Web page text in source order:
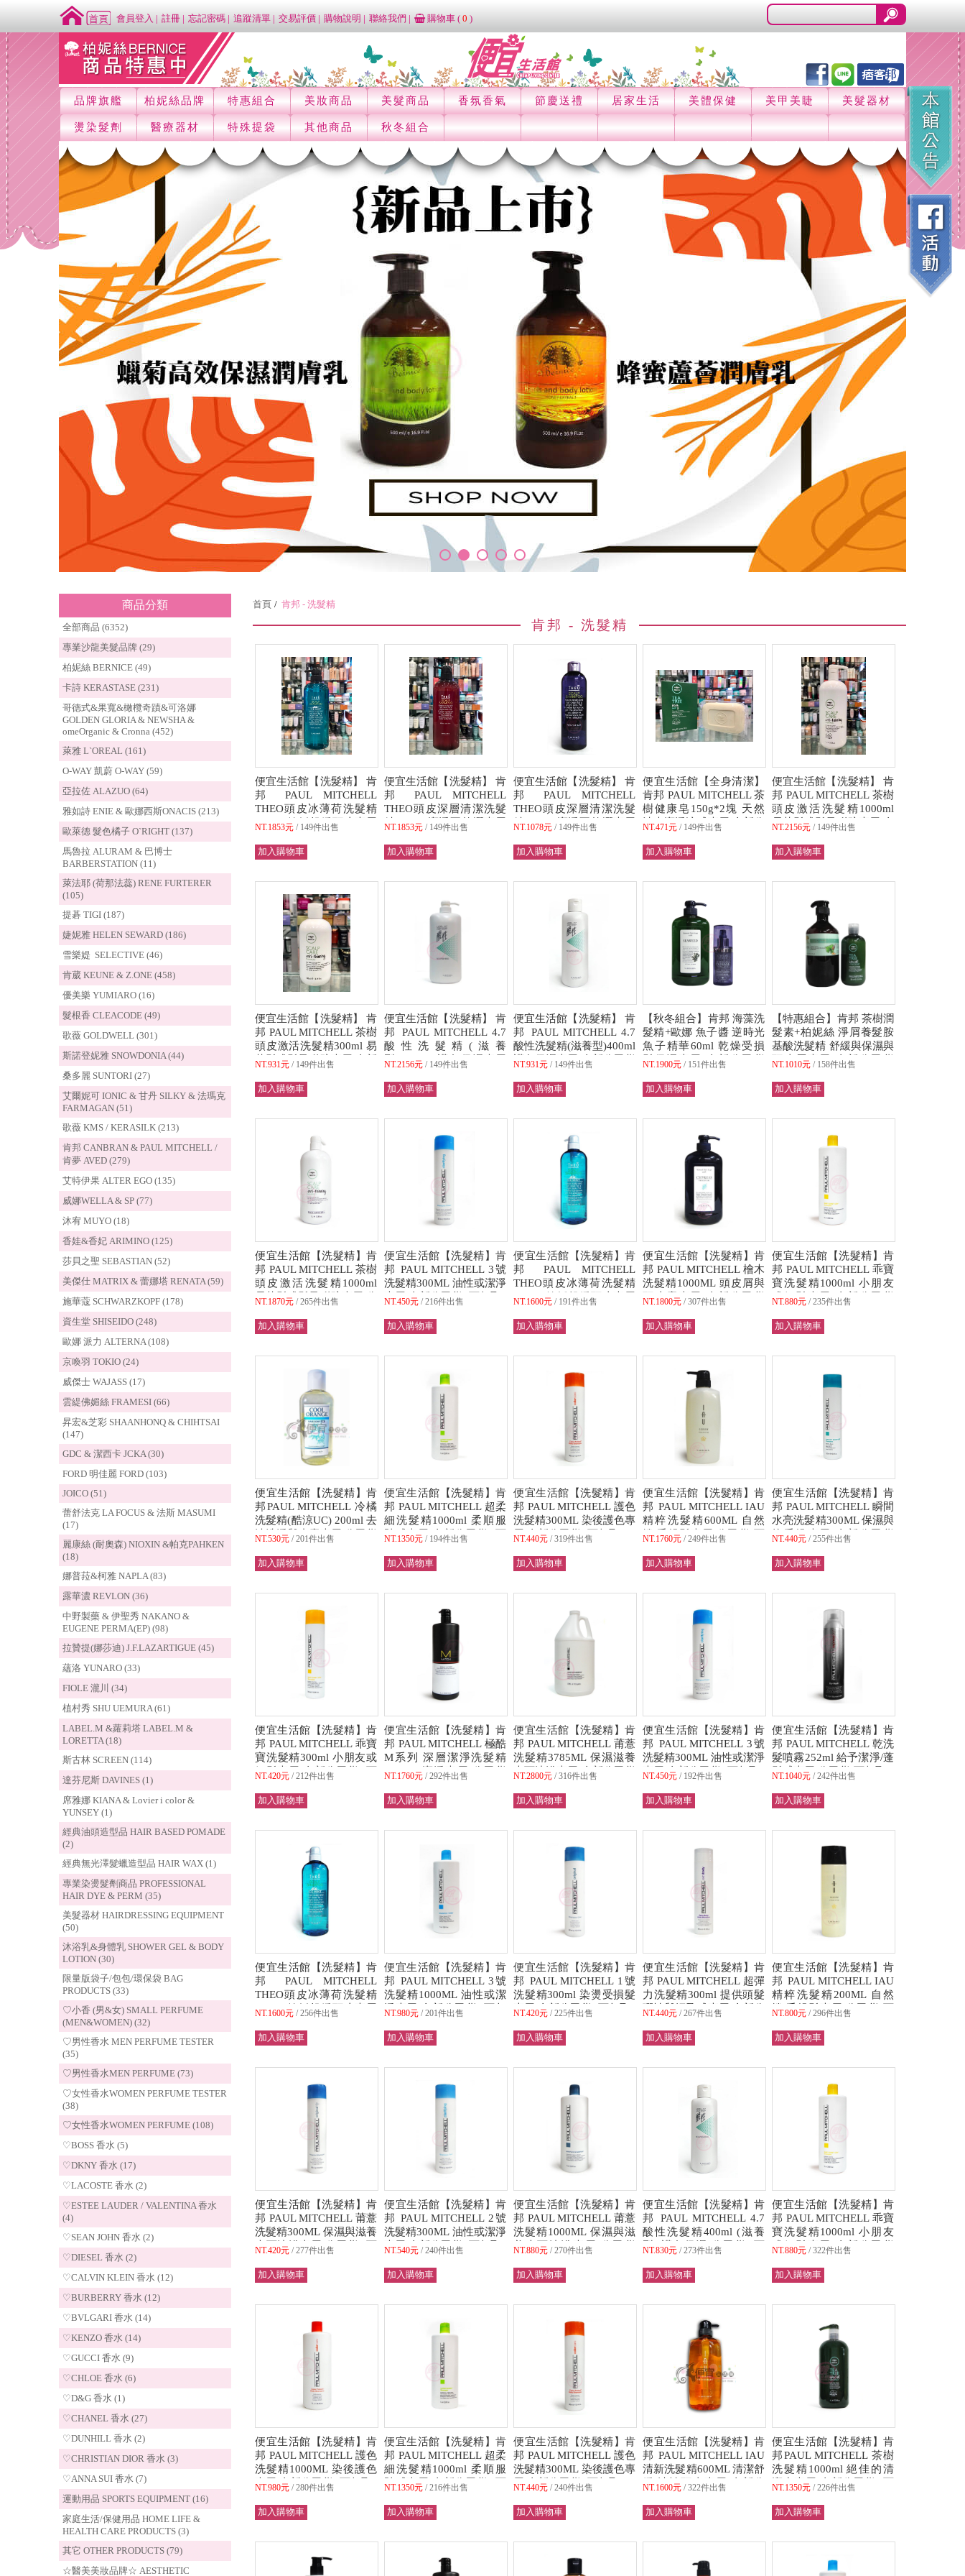
會員登入 註冊 忘記密碼 追蹤清單 交易評價 購物說明 聯絡我們 購物車 ( 0 )
品牌旗艦 柏妮絲品牌 特惠組合 美妝商品 美髮商品 香氛香氣 節慶送禮 居家生活 美體保健 美甲美睫 美髮器材
燙染髮劑 醫療器材 特殊提袋 其他商品 秋冬組合
商品分類
全部商品 (6352)
專業沙龍美髮品牌 (29)
柏妮絲 BERNICE (49)
卡詩 KERASTASE (231)
哥德式&果寬&橄欖奇蹟&可洛娜
GOLDEN GLORIA & NEWSHA &
omeOrganic & Cronna (452)
萊雅 L`OREAL (161)
O-WAY 凱蔚 O-WAY (59)
亞拉佐 ALAZUO (64)
雅如詩 ENIE & 歐娜西斯ONACIS (213)
歐萊德 髮色橘子 O`RIGHT (137)
馬魯拉 ALURAM & 巴博士
BARBERSTATION (11)
萊法耶 (荷那法蕊) RENE FURTERER
(105)
提碁 TIGI (187)
婕妮雅 HELEN SEWARD (186)
雪樂媞 SELECTIVE (46)
肯葳 KEUNE & Z.ONE (458)
優美樂 YUMIARO (16)
髮根香 CLEACODE (49)
歌薇 GOLDWELL (301)
斯諾登妮雅 SNOWDONIA (44)
桑多麗 SUNTORI (27)
艾爾妮可 IONIC & 甘丹 SILKY & 法瑪克
FARMAGAN (51)
歌薇 KMS / KERASILK (213)
肯邦 CANBRAN & PAUL MITCHELL /
肯夢 AVED (279)
艾特伊果 ALTER EGO (135)
威娜WELLA & SP (77)
沐宥 MUYO (18)
香娃&香妃 ARIMINO (125)
莎貝之聖 SEBASTIAN (52)
美傑仕 MATRIX & 蕾娜塔 RENATA (59)
施華蔻 SCHWARZKOPF (178)
資生堂 SHISEIDO (248)
歐娜 派力 ALTERNA (108)
京喚羽 TOKIO (24)
威傑士 WAJASS (17)
雲緹佛媚絲 FRAMESI (66)
昇宏&芝彩 SHAANHONQ & CHIHTSAI
(147)
GDC & 潔西卡 JCKA (30)
FORD 明佳麗 FORD (103)
JOICO (51)
蕾舒法克 LA FOCUS & 法斯 MASUMI
(17)
麗康絲 (耐奧森) NIOXIN &帕克PAHKEN
(18)
娜普菈&柯雅 NAPLA (83)
露華濃 REVLON (36)
中野製藥 & 伊聖秀 NAKANO &
EUGENE PERMA(EP) (98)
拉贊提(娜莎迪) J.F.LAZARTIGUE (45)
蘊洛 YUNARO (33)
FIOLE 瀧川 (34)
植村秀 SHU UEMURA (61)
LABEL.M &蘿莉塔 LABEL.M &
LORETTA (18)
斯古林 SCREEN (114)
達芬尼斯 DAVINES (1)
席雅娜 KIANA & Lovier i color &
YUNSEY (1)
經典油頭造型品 HAIR BASED POMADE
(2)
經典無光澤髮蠟造型品 HAIR WAX (1)
專業染燙髮劑商品 PROFESSIONAL
HAIR DYE & PERM (35)
美髮器材 HAIRDRESSING EQUIPMENT
(50)
沐浴乳&身體乳 SHOWER GEL & BODY
LOTION (30)
限量版袋子/包包/環保袋 BAG
PRODUCTS (33)
♡小香 (男&女) SMALL PERFUME
(MEN&WOMEN) (32)
♡男性香水 MEN PERFUME TESTER
(35)
♡男性香水MEN PERFUME (73)
♡女性香水WOMEN PERFUME TESTER
(38)
♡女性香水WOMEN PERFUME (108)
♡BOSS 香水 (5)
♡DKNY 香水 (17)
♡LACOSTE 香水 (2)
♡ESTEE LAUDER / VALENTINA 香水
(4)
♡SEAN JOHN 香水 (2)
♡DIESEL 香水 (2)
♡CALVIN KLEIN 香水 (12)
♡BURBERRY 香水 (12)
♡BVLGARI 香水 (14)
♡KENZO 香水 (14)
♡GUCCI 香水 (9)
♡CHLOE 香水 (6)
♡D&G 香水 (1)
♡CHANEL 香水 (27)
♡DUNHILL 香水 (2)
♡CHRISTIAN DIOR 香水 (3)
♡ANNA SUI 香水 (7)
運動用品 SPORTS EQUIPMENT (16)
家庭生活/保健用品 HOME LIFE &
HEALTH CARE PRODUCTS (3)
其它 OTHER PRODUCTS (79)
☆醫美美妝品牌☆ AESTHETIC
首頁 肯邦 - 洗髮精
肯邦 - 洗髮精
便宜生活館【洗髮精】 肯
邦 PAUL MITCHELL
THEO頭皮冰薄荷洗髮精
600ml 鎮靜舒緩頭皮專用
NT.1853元 149件出售
便宜生活館【洗髮精】 肯
邦 PAUL MITCHELL
THEO頭皮深層清潔洗髮
精600ml 潔淨不乾澀專用
NT.1853元 149件出售
便宜生活館【洗髮精】 肯
邦 PAUL MITCHELL
THEO頭皮深層清潔洗髮
精320ml 潔淨不乾澀專用
NT.1078元 149件出售
便宜生活館【全身清潔】
肯邦 PAUL MITCHELL 茶
樹健康皂150g*2塊 天然
清爽潔淨涼感專用 全新公
NT.471元 149件出售
便宜生活館【洗髮精】 肯
邦 PAUL MITCHELL 茶樹
頭皮激活洗髮精1000ml
易落髮或髮量稀疏專用 全
NT.2156元 149件出售
便宜生活館【洗髮精】 肯
邦 PAUL MITCHELL 茶樹
頭皮激活洗髮精300ml 易
落髮或髮量稀疏專用 全新
NT.931元 149件出售
便宜生活館【洗髮精】 肯
邦 PAUL MITCHELL 4.7
酸性洗髮精(滋養
型)1200ml 護色保濕專用
NT.2156元 149件出售
便宜生活館【洗髮精】 肯
邦 PAUL MITCHELL 4.7
酸性洗髮精(滋養型)400ml
護色保濕專用 全新公司貨
NT.931元 149件出售
【秋冬組合】肯邦 海藻洗
髮精+歐娜 魚子醬 逆時光
魚子精華60ml 乾燥受損
髮保濕專用 全新公司貨
NT.1900元 151件出售
【特惠組合】肯邦 茶樹潤
髮素+柏妮絲 淨屑養髮胺
基酸洗髮精 舒緩與保濕與
頭皮屑專用 全新公司貨
NT.1010元 158件出售
便宜生活館【洗髮精】肯
邦 PAUL MITCHELL 茶樹
頭皮激活洗髮精1000ml
易落髮或髮量稀疏專用 公
NT.1870元 265件出售
便宜生活館【洗髮精】肯
邦 PAUL MITCHELL 3號
洗髮精300ML 油性或潔淨
專用 全新公司貨 (可超取)
NT.450元 216件出售
便宜生活館【洗髮精】肯
邦 PAUL MITCHELL
THEO頭皮冰薄荷洗髮精
600ml 鎮靜舒緩頭皮專用
NT.1600元 191件出售
便宜生活館【洗髮精】肯
邦 PAUL MITCHELL 檜木
洗髮精1000ML 頭皮屑與
頭皮癢專用 全新公司貨
NT.1800元 307件出售
便宜生活館【洗髮精】肯
邦 PAUL MITCHELL 乖寶
寶洗髮精1000ml 小朋友
或細髮專用 全新公司貨
NT.880元 235件出售
便宜生活館【洗髮精】肯
邦PAUL MITCHELL 冷橘
洗髮精(酷涼UC) 200ml 去
油洗淨與止癢專用 公司貨
NT.530元 201件出售
便宜生活館【洗髮精】肯
邦 PAUL MITCHELL 超柔
細洗髮精1000ml 柔順服
貼感專用 全新公司貨 (可
NT.1350元 194件出售
便宜生活館【洗髮精】肯
邦 PAUL MITCHELL 護色
洗髮精300ML 染後護色專
用 全新公司貨 (可超取)
NT.440元 319件出售
便宜生活館【洗髮精】肯
邦 PAUL MITCHELL IAU
精粹洗髮精600ML 自然
捲/毛燥髮專用 公司貨(可
NT.1760元 249件出售
便宜生活館【洗髮精】肯
邦 PAUL MITCHELL 瞬間
水亮洗髮精300ML 保濕與
抗毛燥專用 全新公司貨
NT.440元 255件出售
便宜生活館【洗髮精】肯
邦 PAUL MITCHELL 乖寶
寶洗髮精300ml 小朋友或
細髮專用 全新公司貨 (可
NT.420元 212件出售
便宜生活館【洗髮精】肯
邦 PAUL MITCHELL 極酷
M系列 深層潔淨洗髮精
1000ml 潔淨專用 公司貨
NT.1760元 292件出售
便宜生活館【洗髮精】肯
邦 PAUL MITCHELL 莆薏
洗髮精3785ML 保濕滋養
也可沐浴專用 全新公司貨
NT.2800元 316件出售
便宜生活館【洗髮精】肯
邦 PAUL MITCHELL 3號
洗髮精300ML 油性或潔淨
專用 全新公司貨 (可超取)
NT.450元 192件出售
便宜生活館【洗髮精】肯
邦 PAUL MITCHELL 乾洗
髮噴霧252ml 給予潔淨/蓬
鬆感專用 公司貨(可超取)
NT.1040元 242件出售
便宜生活館【洗髮精】肯
邦 PAUL MITCHELL
THEO頭皮冰薄荷洗髮精
600ml 鎮靜舒緩頭皮專用
NT.1600元 256件出售
便宜生活館【洗髮精】肯
邦 PAUL MITCHELL 3號
洗髮精1000ML 油性或潔
淨專用 全新公司貨 (可超
NT.980元 201件出售
便宜生活館【洗髮精】肯
邦 PAUL MITCHELL 1號
洗髮精300ml 染燙受損髮
專用 全新公司貨 (可超取)
NT.420元 225件出售
便宜生活館【洗髮精】肯
邦 PAUL MITCHELL 超彈
力洗髮精300ml 提供頭髮
彈性與輕盈感專用 全新公
NT.440元 267件出售
便宜生活館【洗髮精】肯
邦 PAUL MITCHELL IAU
精粹洗髮精200ML 自然
捲/毛燥髮專用 公司貨(可
NT.800元 296件出售
便宜生活館【洗髮精】肯
邦 PAUL MITCHELL 莆薏
洗髮精300ML 保濕與滋養
也可沐浴專用 公司貨 (可
NT.420元 277件出售
便宜生活館【洗髮精】肯
邦 PAUL MITCHELL 2號
洗髮精300ML 油性或潔淨
專用 全新公司貨 (可超取)
NT.540元 240件出售
便宜生活館【洗髮精】肯
邦 PAUL MITCHELL 莆薏
洗髮精1000ML 保濕與滋
養也可沐浴專用 公司貨
NT.880元 270件出售
便宜生活館【洗髮精】肯
邦 PAUL MITCHELL 4.7
酸性洗髮精400ml (滋養
型) 護色保濕 公司貨 (可
NT.830元 273件出售
便宜生活館【洗髮精】肯
邦 PAUL MITCHELL 乖寶
寶洗髮精1000ml 小朋友
或細髮專用 全新公司貨
NT.880元 322件出售
便宜生活館【洗髮精】肯
邦 PAUL MITCHELL 護色
洗髮精1000ML 染後護色
專用 全新公司貨 (可超取)
NT.980元 280件出售
便宜生活館【洗髮精】肯
邦 PAUL MITCHELL 超柔
細洗髮精1000ml 柔順服
貼感專用 全新公司貨 (可
NT.1350元 216件出售
便宜生活館【洗髮精】肯
邦 PAUL MITCHELL 護色
洗髮精300ML 染後護色專
用 全新公司貨 (可超取)
NT.440元 240件出售
便宜生活館【洗髮精】肯
邦 PAUL MITCHELL IAU
清新洗髮精600ML 清潔舒
緩/油性頭皮專用 全新公
NT.1600元 322件出售
便宜生活館【洗髮精】肯
邦PAUL MITCHELL 茶樹
洗髮精1000ml 絕佳的清
潔力專用 全新公司貨 (可
NT.1350元 226件出售